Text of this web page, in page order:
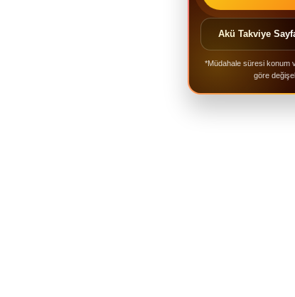
Akü Takviye
*Müdahale süresi konum
göre